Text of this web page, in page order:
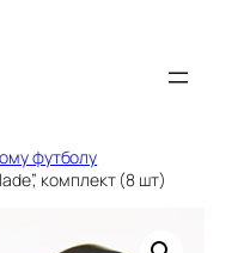
футболу
комплект (8 шт)